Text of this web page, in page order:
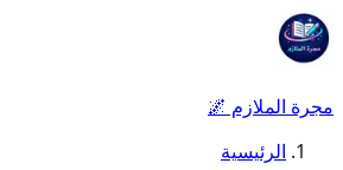
مجرة الملازم 🌌
الرئيسية